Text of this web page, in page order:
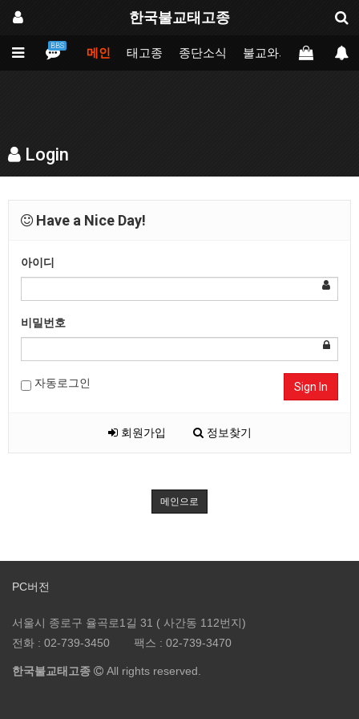
한국불교태고종
BBS
메인 태고종 종단소식 불교와의만남 업
Login
Have a Nice Day!
아이디
비밀번호
자동로그인 Sign In
회원가입 정보찾기
메인으로
PC버전
서울시 종로구 율곡로1길 31 ( 사간동 112번지)
전화 : 02-739-3450 팩스 : 02-739-3470
한국불교태고종 All rights reserved.